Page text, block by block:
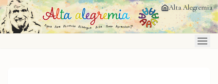
Saltar al contenido principal Alta Alegremia